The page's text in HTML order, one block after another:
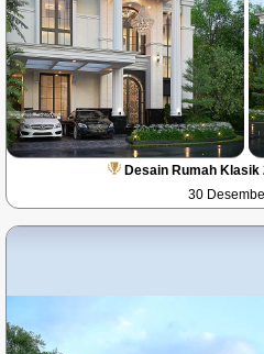
Desain Rumah Klasik
30